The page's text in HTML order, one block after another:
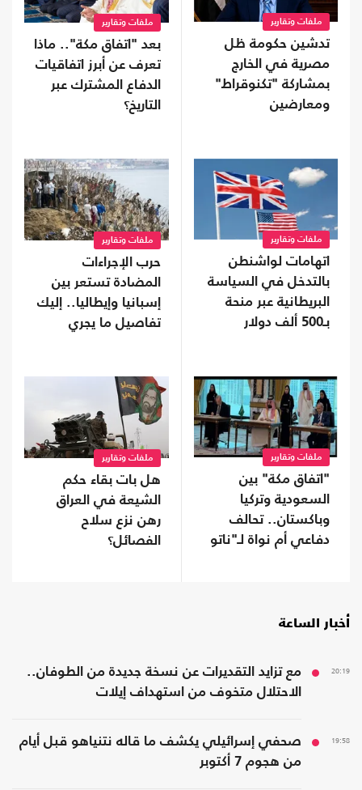
ملفات وتقارير
تدشين حكومة ظل
مصرية في الخارج
بمشاركة "تكنوقراط"
ومعارضين
ملفات وتقارير
بعد "اتفاق مكة".. ماذا
تعرف عن أبرز اتفاقيات
الدفاع المشترك عبر
التاريخ؟
ملفات وتقارير
اتهامات لواشنطن
بالتدخل في السياسة
البريطانية عبر منحة
بـ500 ألف دولار
ملفات وتقارير
حرب الإجراءات
المضادة تستعر بين
إسبانيا وإيطاليا.. إليك
تفاصيل ما يجري
ملفات وتقارير
"اتفاق مكة" بين
السعودية وتركيا
وباكستان.. تحالف
دفاعي أم نواة لـ"ناتو
ملفات وتقارير
هل بات بقاء حكم
الشيعة في العراق
رهن نزع سلاح
الفصائل؟
أخبار الساعة
20:19
مع تزايد التقديرات عن نسخة جديدة من الطوفان..
الاحتلال متخوف من استهداف إيلات
19:58
صحفي إسرائيلي يكشف ما قاله نتنياهو قبل أيام
من هجوم 7 أكتوبر